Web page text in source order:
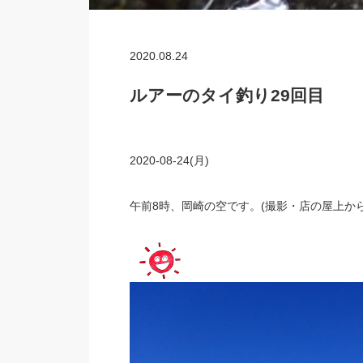
2020.08.24
ルアーのタイ釣り29回目
2020-08-24(月)
午前8時、岡崎の空です。(撮影・店の屋上か